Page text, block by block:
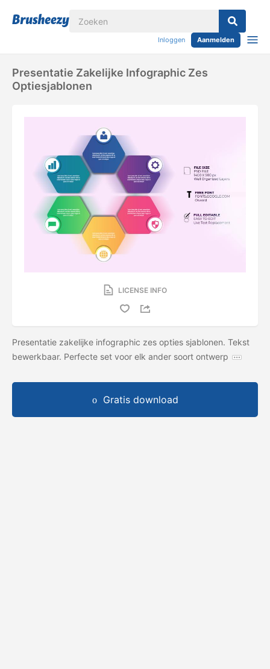
Inloggen Aanmelden
Presentatie Zakelijke Infographic Zes
Optiesjablonen
LICENSE INFO
Presentatie zakelijke infographic zes opties sjablonen. Tekst
bewerkbaar. Perfecte set voor elk ander soort ontwerp
Gratis download